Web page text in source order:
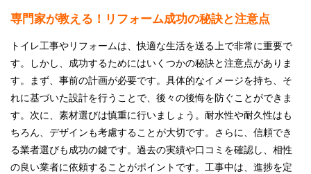
専門家が教える！リフォーム成功の秘訣と注意点
トイレ工事やリフォームは、快適な生活を送る上で非常に重要で
す。しかし、成功するためにはいくつかの秘訣と注意点がありま
す。まず、事前の計画が必要です。具体的なイメージを持ち、そ
れに基づいた設計を行うことで、後々の後悔を防ぐことができま
す。次に、素材選びは慎重に行いましょう。耐水性や耐久性はも
ちろん、デザインも考慮することが大切です。さらに、信頼でき
る業者選びも成功の鍵です。過去の実績や口コミを確認し、相性
の良い業者に依頼することがポイントです。工事中は、進捗を定